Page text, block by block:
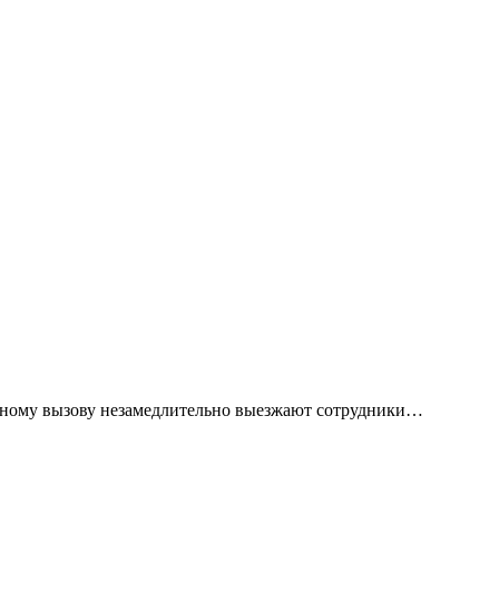
вызову незамедлительно выезжают сотрудники…